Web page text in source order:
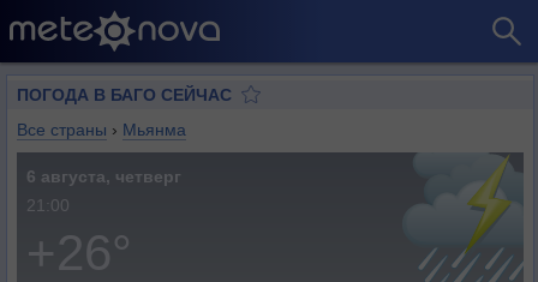
ПОГОДА В БАГО СЕЙЧАС
Все страны › Мьянма
6 августа, четверг
21:00
+26°